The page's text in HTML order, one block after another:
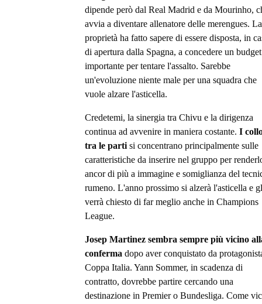
dipende però dal Real Madrid e da Mourinho,
avvia a diventare allenatore delle merengues. La
proprietà ha fatto sapere di essere disposta, in
di apertura dalla Spagna, a concedere un budget
importante per tentare l'assalto. Sarebbe
un'evoluzione niente male per una squadra che
vuole alzare l'asticella.
Credetemi, la sinergia tra Chivu e la dirigenza
continua ad avvenire in maniera costante. I
tra le parti si concentrano principalmente sulle
caratteristiche da inserire nel gruppo per
ancor di più a immagine e somiglianza del
rumeno. L'anno prossimo si alzerà l'asticella e
verrà chiesto di far meglio anche in Champions
League.
Josep Martinez sembra sempre più vicino
conferma dopo aver conquistato da
Coppa Italia. Yann Sommer, in scadenza di
contratto, dovrebbe partire cercando una
destinazione in Premier o Bundesliga. Come